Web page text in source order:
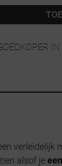
alsof je